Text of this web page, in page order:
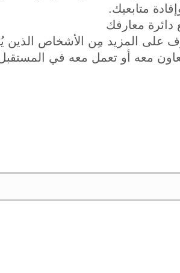
متابعيك.
على المزيد مِن الأشخاص
معه أو تعمل معه في